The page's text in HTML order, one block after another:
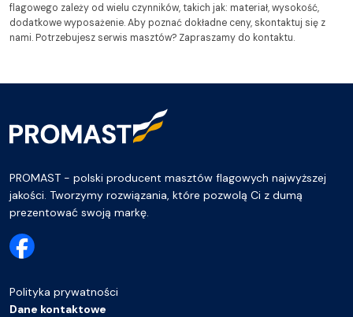
flagowego zależy od wielu czynników, takich jak: materiał, wysokość,
dodatkowe wyposażenie. Aby poznać dokładne ceny, skontaktuj się z
nami. Potrzebujesz serwis masztów? Zapraszamy do kontaktu.
PROMAST - polski producent masztów flagowych najwyższej
jakości. Tworzymy rozwiązania, które pozwolą Ci z dumą
prezentować swoją markę.
Polityka prywatności
Dane kontaktowe